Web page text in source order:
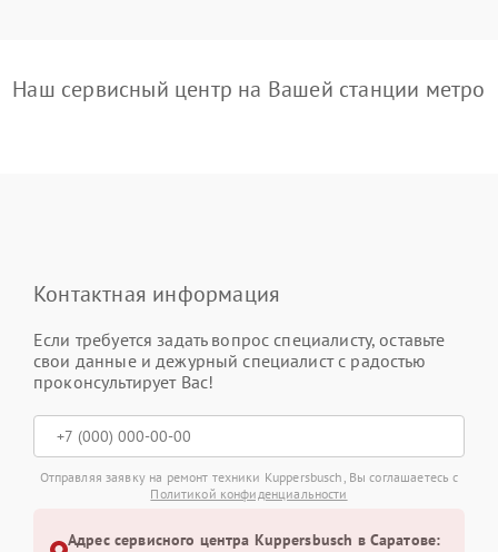
Наш сервисный центр на Вашей станции метро
Контактная информация
Если требуется задать вопрос специалисту, оставьте
свои данные и дежурный специалист с радостью
проконсультирует Вас!
Отправляя заявку на ремонт техники Kuppersbusch, Вы соглашаетесь с
Политикой конфиденциальности
Адрес сервисного центра Kuppersbusch в Саратове: